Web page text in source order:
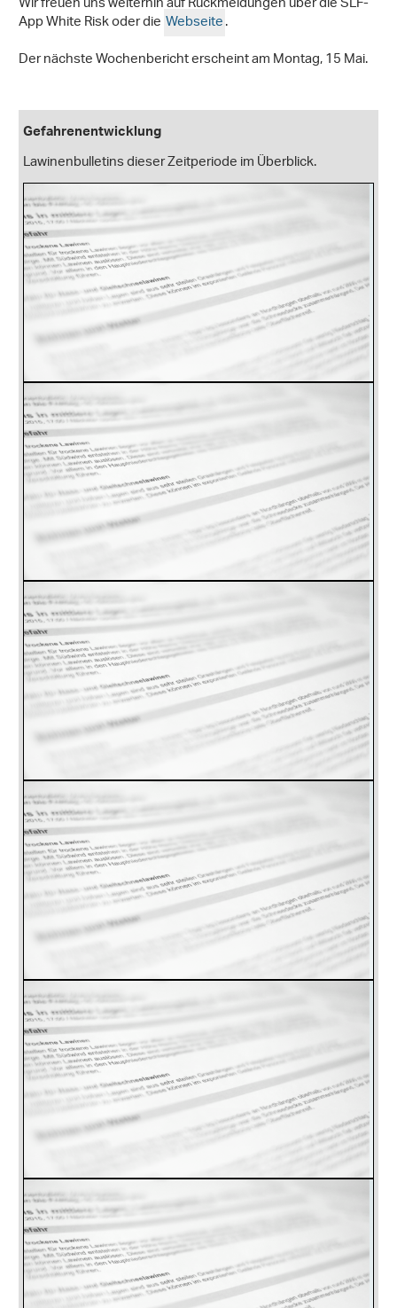
App White Risk oder dieWebseite.
Der nächste Wochenbericht erscheint am Montag, 15 Mai.
Gefahrenentwicklung
Lawinenbulletins dieser Zeitperiode im Überblick.